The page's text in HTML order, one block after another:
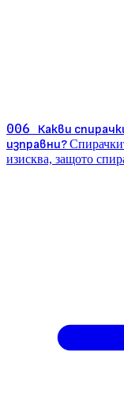
006 Какви
изправни?
изисква, защото